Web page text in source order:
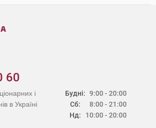
60
Будні:
Сб:
Нд:
9:00 - 20:00
8:00 - 21:00
10:00 - 20:00
і
в Україні